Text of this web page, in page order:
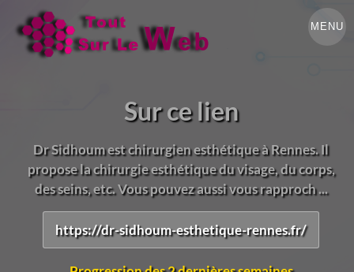
MENU
Sur ce lien
Dr Sidhoum est chirurgien esthétique à Rennes. Il
propose la chirurgie esthétique du visage, du corps,
des seins, etc. Vous pouvez aussi vous rapproch ...
https://dr-sidhoum-esthetique-rennes.fr/